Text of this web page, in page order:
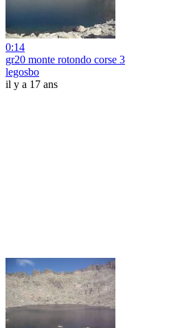
0:14
gr20 monte rotondo corse 3
legosbo
il y a 17 ans